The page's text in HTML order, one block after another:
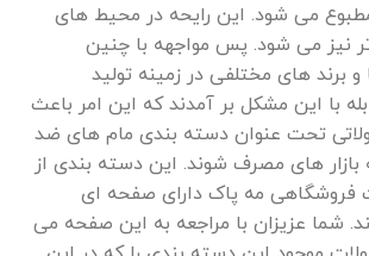
می شود. این رایحه در محیط های
نیز می شود. پس مواجهه با چنین
برند های مختلفی در زمینه تولید
با این مشکل بر آمدند که این امر باعث
تحت عنوان دسته بندی مام های ضد
بازار های مصرف شوند. این دسته بندی از
فروشگاهی مه پاک دارای صفحه ای
شما عزیزان با مراجعه به این صفحه می